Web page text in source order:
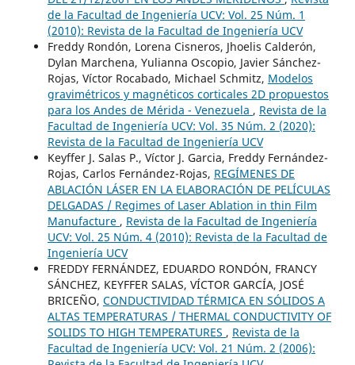
de la Facultad de Ingeniería UCV: Vol. 25 Núm. 1
(2010): Revista de la Facultad de Ingeniería UCV
Freddy Rondón, Lorena Cisneros, Jhoelis Calderón,
Dylan Marchena, Yulianna Oscopio, Javier Sánchez-
Rojas, Víctor Rocabado, Michael Schmitz, Modelos
gravimétricos y magnéticos corticales 2D propuestos
para los Andes de Mérida - Venezuela , Revista de la
Facultad de Ingeniería UCV: Vol. 35 Núm. 2 (2020):
Revista de la Facultad de Ingeniería UCV
Keyffer J. Salas P., Víctor J. Garcia, Freddy Fernández-
Rojas, Carlos Fernández-Rojas, REGÍMENES DE
ABLACIÓN LÁSER EN LA ELABORACIÓN DE PELÍCULAS
DELGADAS / Regimes of Laser Ablation in thin Film
Manufacture , Revista de la Facultad de Ingeniería
UCV: Vol. 25 Núm. 4 (2010): Revista de la Facultad de
Ingeniería UCV
FREDDY FERNÁNDEZ, EDUARDO RONDÓN, FRANCY
SÁNCHEZ, KEYFFER SALAS, VÍCTOR GARCÍA, JOSÉ
BRICEÑO, CONDUCTIVIDAD TÉRMICA EN SÓLIDOS A
ALTAS TEMPERATURAS / THERMAL CONDUCTIVITY OF
SOLIDS TO HIGH TEMPERATURES , Revista de la
Facultad de Ingeniería UCV: Vol. 21 Núm. 2 (2006):